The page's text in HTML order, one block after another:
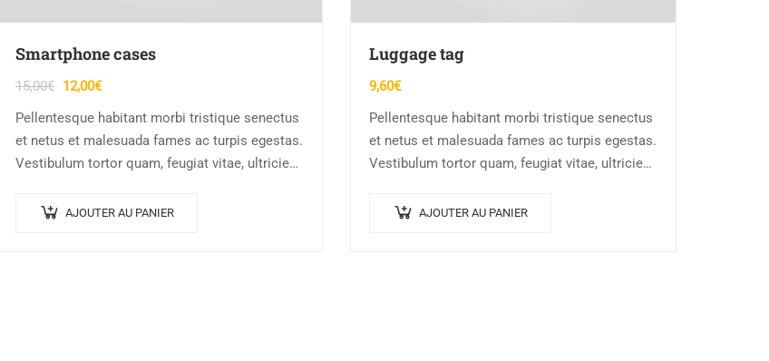
Smartphone cases
15,00€ Le
initial
était :
12,00€Le
prix
actuel
12,00€.
Pellentesque habitant morbi tristique senectus
et netus et malesuada fames ac turpis egestas.
Vestibulum tortor quam, feugiat vitae, ultricies
amet…
AJOUTER AU PANIER
Luggage tag
9,60€
Pellentesque habitant morbi tristique senectus
et netus et malesuada fames ac turpis egestas.
Vestibulum tortor quam, feugiat vitae, ultricies
amet…
AJOUTER AU PANIER